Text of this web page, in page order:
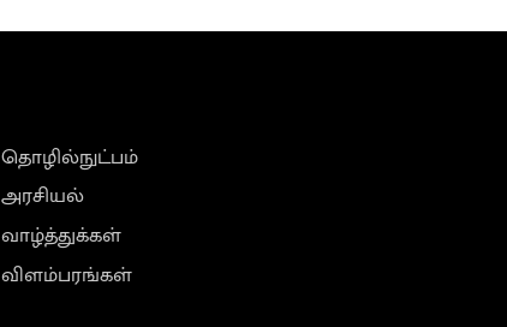
தொழில்நுட்பம்
அரசியல்
வாழ்த்துக்கள்
விளம்பரங்கள்